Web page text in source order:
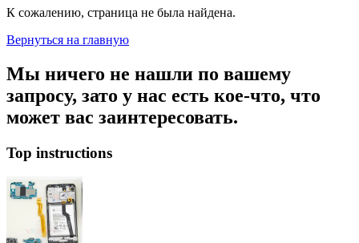
К сожалению, страница не была найдена.
Вернуться на главную
Мы ничего не нашли по вашему
запросу, зато у нас есть кое-что, что
может вас заинтересовать.
Top instructions